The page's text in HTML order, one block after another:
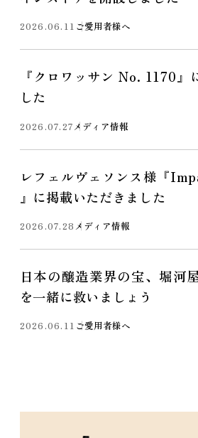
2026.06.11 ご愛用者様へ
『クロワッサン No. 1170』
した
2026.07.27 メディア情報
レフェルヴェソンス様『
』に掲載いただきました
2026.07.28 メディア情報
日本の醸造業界の宝、堀河
を一緒に救いましょう
2026.06.11 ご愛用者様へ